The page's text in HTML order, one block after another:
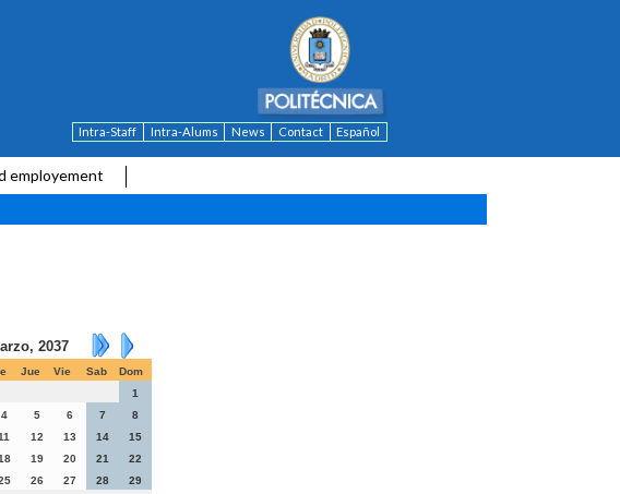
Intra-Staff Intra-Alums News Contact Español
employement
2037
Jue Vie Sab
Dom
1
4 5 6 7
8
12 13 14
15
19 20 21
22
26 27 28
29